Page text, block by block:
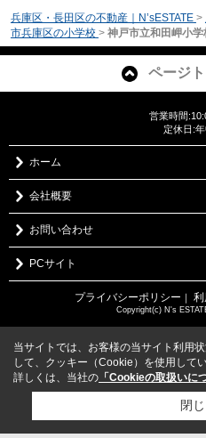
兵庫区・長田区の不動産｜N’sESTATE >
市兵庫区の小学校 > 神戸市立和田岬小学
ページ
営業時間
定休日:
ホーム
会社概要
お問い合わせ
PCサイト
プライバシーポリシー ｜ 利
Copyright(c) N's
当サイトでは、お客様の当サイト利用
して、クッキー（Cookie）を使用してい
詳しくは、当社の 「Cookieの取扱いに
閉